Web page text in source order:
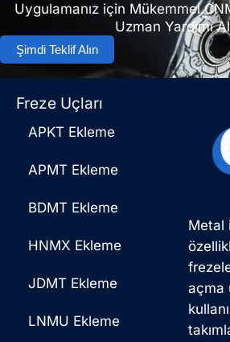
Uygulamanız için Mükemmel
Uzman Yardımı
Şimdi Teklif Alın
Metal
açma
Freze Uçları
APKT Ekleme
APMT Ekleme
BDMT Ekleme
HNMX Ekleme
JDMT Ekleme
LNMU Ekleme